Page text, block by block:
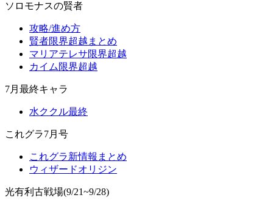
ソロモナスの賢者
攻略/進め方
賢者限界超越まとめ
マリアテレサ限界超越
カイム限界超越
7月最終キャラ
水ククル最終
これグラ7月号
これグラ新情報まとめ
ウィザードオリジン
光有利古戦場(9/21~9/28)